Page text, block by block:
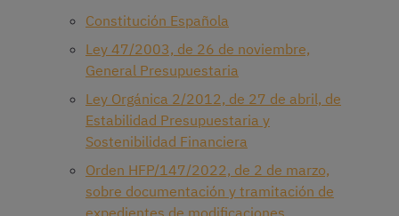
Constitución Española
Ley 47/2003, de 26 de noviembre,
General Presupuestaria
Ley Orgánica 2/2012, de 27 de abril, de
Estabilidad Presupuestaria y
Sostenibilidad Financiera
Orden HFP/147/2022, de 2 de marzo,
sobre documentación y tramitación de
expedientes de modificaciones